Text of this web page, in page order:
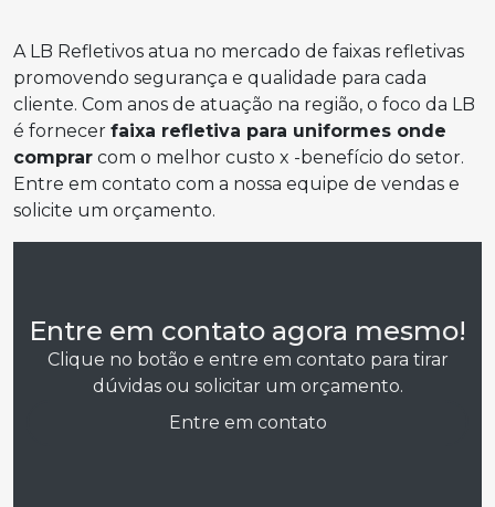
A LB Refletivos atua no mercado de faixas refletivas
promovendo segurança e qualidade para cada
cliente. Com anos de atuação na região, o foco da LB
é fornecer faixa refletiva para uniformes onde
comprar com o melhor custo x -benefício do setor.
Entre em contato com a nossa equipe de vendas e
solicite um orçamento.
Entre em contato agora mesmo!
Clique no botão e entre em contato para tirar
dúvidas ou solicitar um orçamento.
Entre em contato